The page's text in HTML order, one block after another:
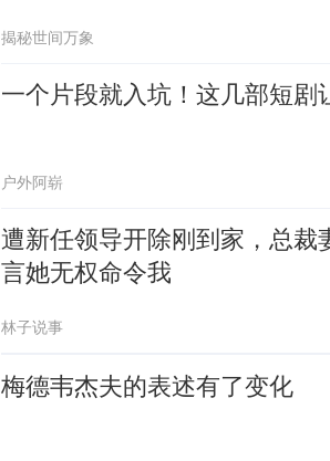
揭秘世间万象
一个片段就入坑！这几部短剧
户外阿崭
遭新任领导开除刚到家，总裁
言她无权命令我
林子说事
梅德韦杰夫的表述有了变化